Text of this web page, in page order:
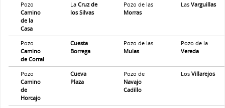
Pozo
Camino
de la
Casa
LaCruz de
los Silvas
Pozo de las
Morras
LasVarguillas
Pozo
Camino
de Corral
Cuesta
Borrega
Pozo de las
Mulas
Pozo de la
Vereda
Pozo
Camino
de
Horcajo
Cueva
Plaza
Pozo de
Navajo
Cadillo
LosVillarejos